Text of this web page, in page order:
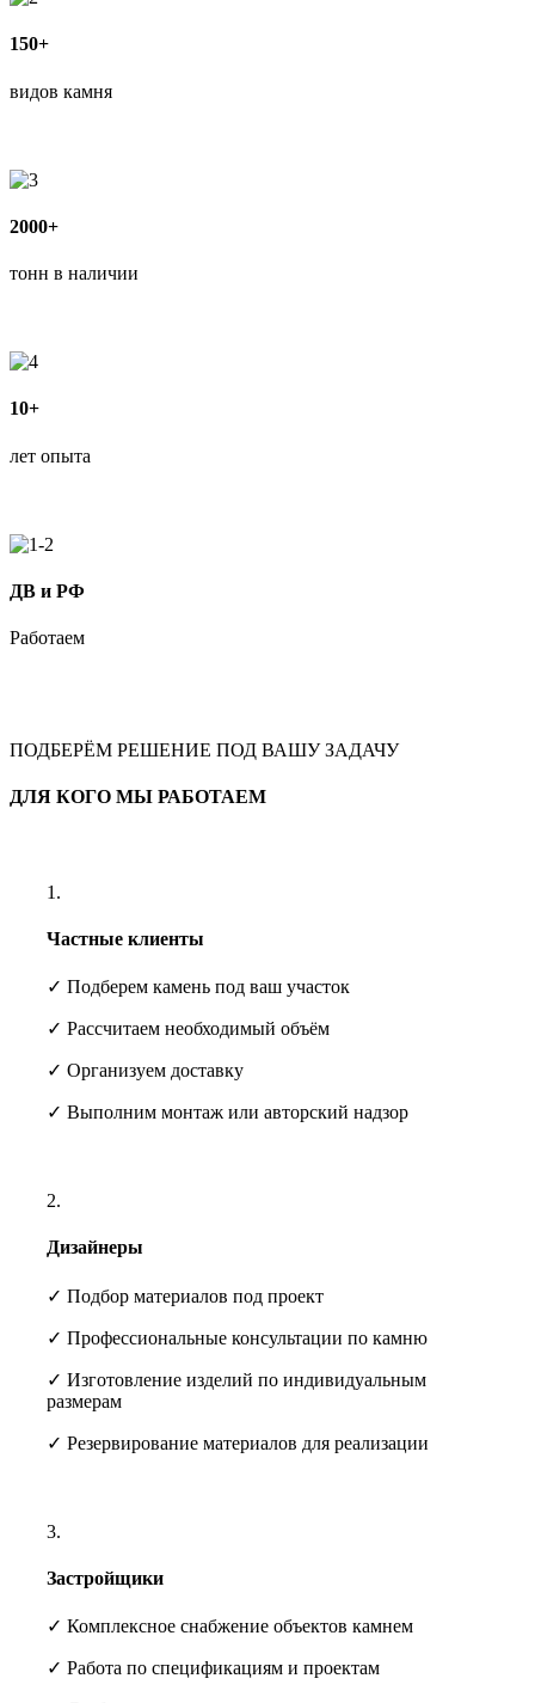
150+
видов камня
2000+
тонн в наличии
10+
лет опыта
ДВ и РФ
Работаем
ПОДБЕРЁМ РЕШЕНИЕ ПОД ВАШУ ЗАДАЧУ
ДЛЯ КОГО МЫ РАБОТАЕМ
1.
Частные клиенты
✓ Подберем камень под ваш участок
✓ Рассчитаем необходимый объём
✓ Организуем доставку
✓ Выполним монтаж или авторский надзор
2.
Дизайнеры
✓ Подбор материалов под проект
✓ Профессиональные консультации по камню
✓ Изготовление изделий по индивидуальным
размерам
✓ Резервирование материалов для реализации
3.
Застройщики
✓ Комплексное снабжение объектов камнем
✓ Работа по спецификациям и проектам